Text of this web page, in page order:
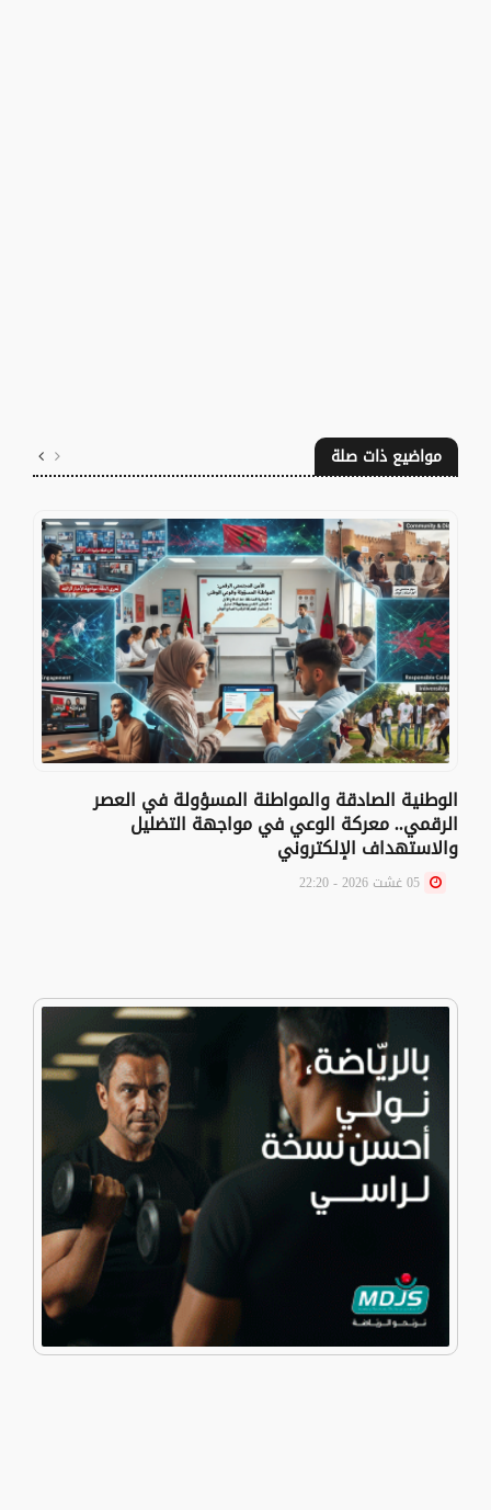
مواضيع ذات صلة
الوطنية الصادقة والمواطنة المسؤولة في العصر
الرقمي.. معركة الوعي في مواجهة التضليل
والاستهداف الإلكتروني